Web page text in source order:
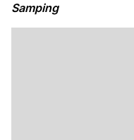
Samping